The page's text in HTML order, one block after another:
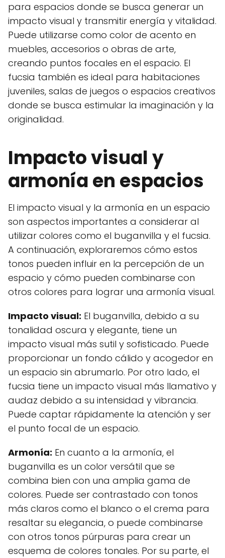
para espacios donde se busca generar un
impacto visual y transmitir energía y vitalidad.
Puede utilizarse como color de acento en
muebles, accesorios o obras de arte,
creando puntos focales en el espacio. El
fucsia también es ideal para habitaciones
juveniles, salas de juegos o espacios creativos
donde se busca estimular la imaginación y la
originalidad.
Impacto visual y
armonía en espacios
El impacto visual y la armonía en un espacio
son aspectos importantes a considerar al
utilizar colores como el buganvilla y el fucsia.
A continuación, exploraremos cómo estos
tonos pueden influir en la percepción de un
espacio y cómo pueden combinarse con
otros colores para lograr una armonía visual.
Impacto visual: El buganvilla, debido a su
tonalidad oscura y elegante, tiene un
impacto visual más sutil y sofisticado. Puede
proporcionar un fondo cálido y acogedor en
un espacio sin abrumarlo. Por otro lado, el
fucsia tiene un impacto visual más llamativo y
audaz debido a su intensidad y vibrancia.
Puede captar rápidamente la atención y ser
el punto focal de un espacio.
Armonía: En cuanto a la armonía, el
buganvilla es un color versátil que se
combina bien con una amplia gama de
colores. Puede ser contrastado con tonos
más claros como el blanco o el crema para
resaltar su elegancia, o puede combinarse
con otros tonos púrpuras para crear un
esquema de colores tonales. Por su parte, el